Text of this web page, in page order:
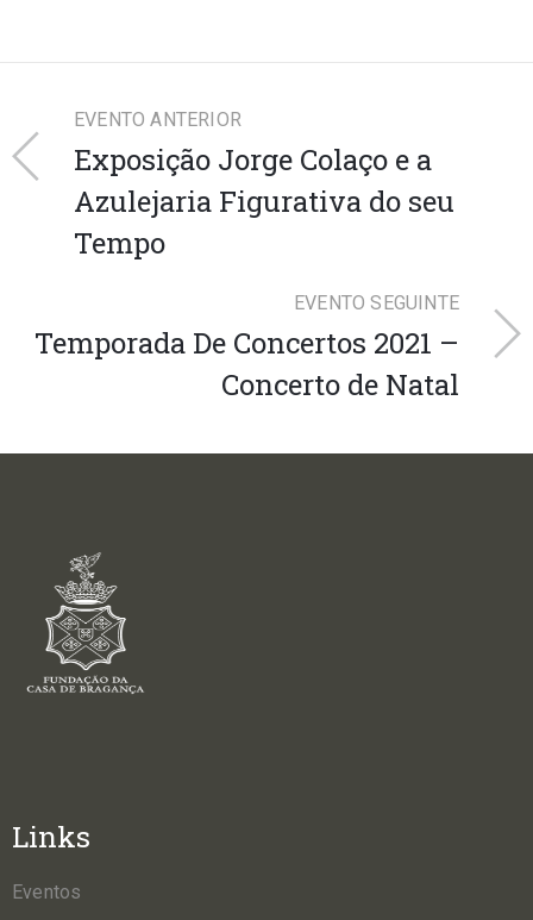
EVENTO ANTERIOR
Exposição Jorge Colaço e a
Azulejaria Figurativa do seu
Tempo
EVENTO SEGUINTE
Temporada De Concertos 2021 –
Concerto de Natal
Links
Eventos